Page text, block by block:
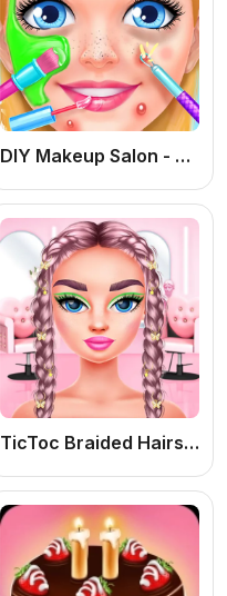
DIY Makeup Salon - SPA Makeover Studio
TicToc Braided Hairstyles